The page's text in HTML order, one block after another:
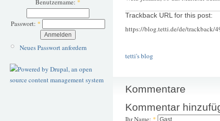
Benutzername: *
Passwort: *
Neues Passwort anfordern
Trackback URL for this post:
https://blog.tetti.de/de/trackback/
tetti's blog
Kommentare
Kommentar
Ihr Name: *